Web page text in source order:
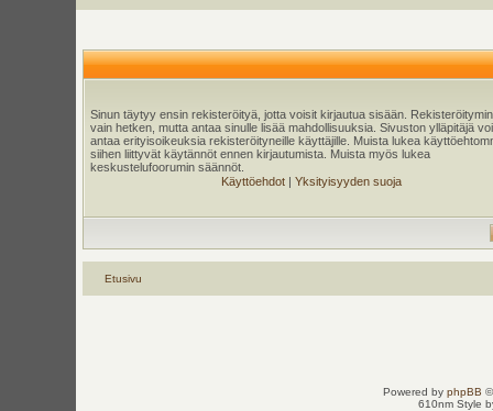
Sinun täytyy ensin rekisteröityä, jotta voisit kirjautua sisään.
vain hetken, mutta antaa sinulle lisää mahdollisuuksia. Sivuston ylläpitäjä
antaa erityisoikeuksia rekisteröityneille käyttäjille. Muista lukea
siihen liittyvät käytännöt ennen kirjautumista. Muista myös lukea
keskustelufoorumin säännöt.
Käyttöehdot| Yksityisyyden suoja
Etusivu
Powered by phpBB
610nm Style